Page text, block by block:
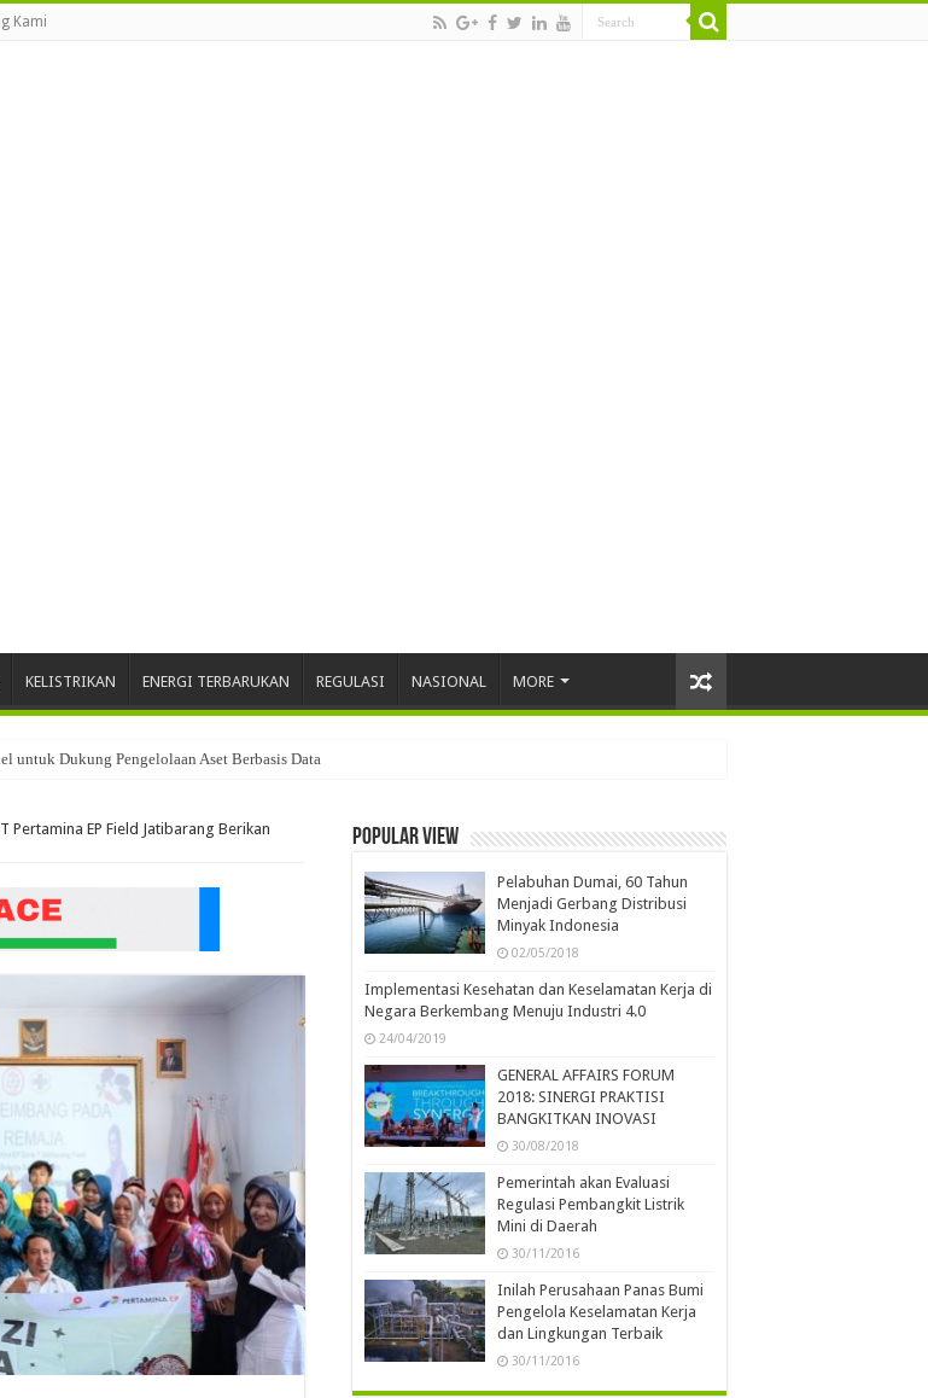
Kami
KELISTRIKAN ENERGI TERBARUKAN REGULASI NASIONAL MORE
untuk Dukung Pengelolaan Aset Berbasis Data
Pertamina EP Field Jatibarang Berikan
Popular view
Pelabuhan Dumai, 60 Tahun
Menjadi Gerbang Distribusi
Minyak Indonesia
02/05/2018
Implementasi Kesehatan dan Keselamatan Kerja di
Negara Berkembang Menuju Industri 4.0
24/04/2019
GENERAL AFFAIRS FORUM
2018: SINERGI PRAKTISI
BANGKITKAN INOVASI
30/08/2018
Pemerintah akan Evaluasi
Regulasi Pembangkit Listrik
Mini di Daerah
30/11/2016
Inilah Perusahaan Panas Bumi
Pengelola Keselamatan Kerja
dan Lingkungan Terbaik
30/11/2016